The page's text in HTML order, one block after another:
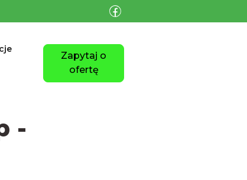
Zapytaj o
ofertę
-